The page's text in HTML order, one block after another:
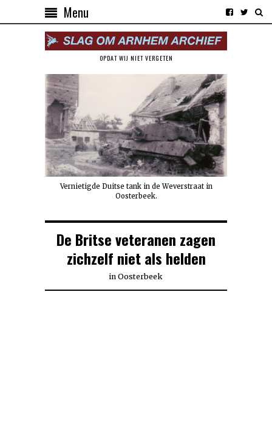
Menu
OPDAT WIJ NIET VERGETEN
Vernietigde Duitse tank in de Weverstraat in
Oosterbeek.
De Britse veteranen zagen
zichzelf niet als helden
in Oosterbeek